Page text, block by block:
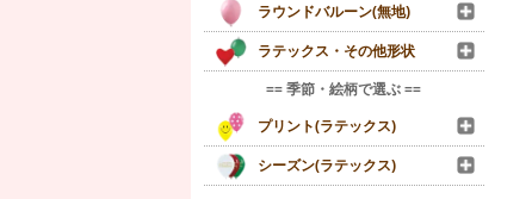
ラウンドバルーン(無地)
ラテックス・その他形状
== 季節・絵柄で選ぶ ==
プリント(ラテックス)
シーズン(ラテックス)